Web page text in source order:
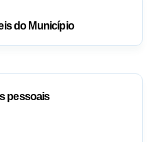
do Município
pessoais